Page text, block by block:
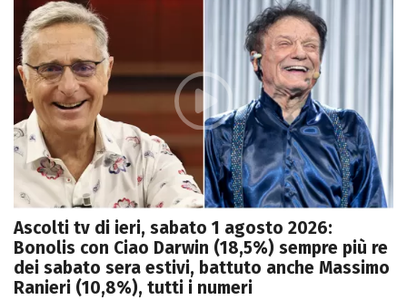
Ascolti tv di ieri, sabato 1 agosto 2026:
Bonolis con Ciao Darwin (18,5%) sempre più re
dei sabato sera estivi, battuto anche Massimo
Ranieri (10,8%), tutti i numeri